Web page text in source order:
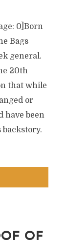
0]Born
Bags
general.
20th
that while
or
have been
backstory.
OF